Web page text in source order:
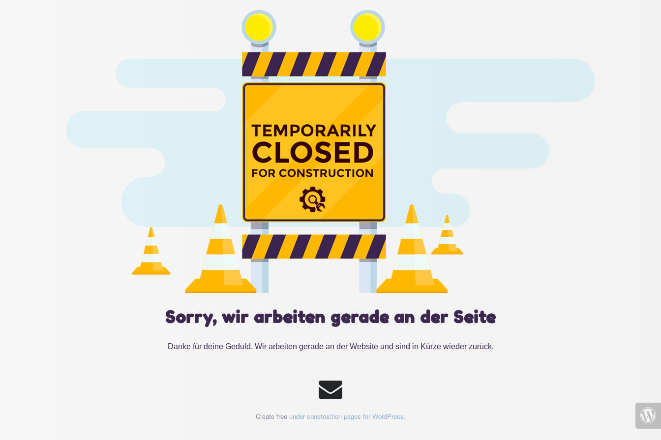
Sorry, wir arbeiten gerade an der Seite
Danke für deine Geduld. Wir arbeiten gerade an der Website und sind in Kürze wieder zurück.
Create free under construction pages for WordPress.